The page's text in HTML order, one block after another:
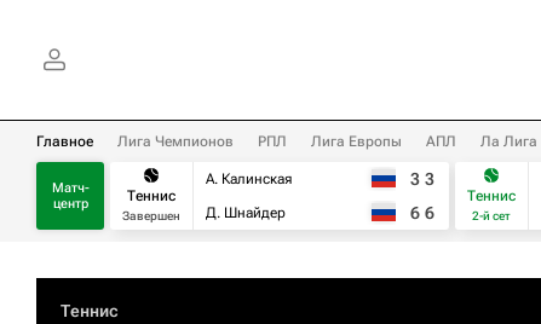
Главное Лига Чемпионов РПЛ Лига Европы АПЛ Ла Лига
Матч-
центр
Теннис
Завершен
А. Калинская
Д. Шнайдер
3 3
6 6
Теннис
2-й сет
Теннис